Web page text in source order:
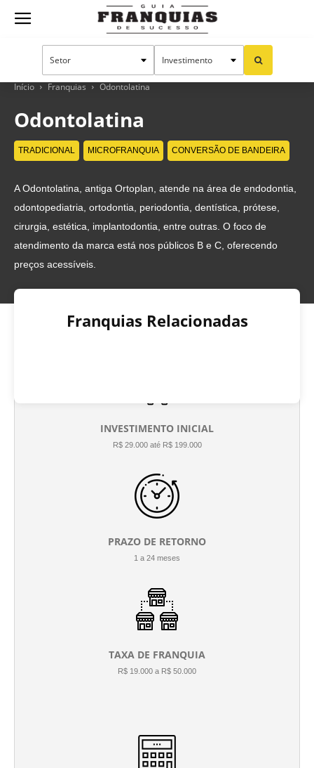
Guia
Franquias
Sucesso
Início Franquias Odontolatina
Odontolatina
TRADICIONAL MICROFRANQUIA CONVERSÃO DE BANDEIRA
A Odontolatina, antiga Ortoplan, atende na área de endodontia,
odontopediatria, ortodontia, periodontia, dentística, prótese,
cirurgia, estética, implantodontia, entre outras. O foco de
atendimento da marca está nos públicos B e C, oferecendo
preços acessíveis.
Franquias Relacionadas
INVESTIMENTO INICIAL
R$ 29.000 até R$ 199.000
PRAZO DE RETORNO
1 a 24 meses
TAXA DE FRANQUIA
R$ 19.000 a R$ 50.000